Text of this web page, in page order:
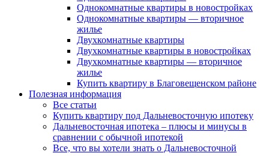
Однокомнатные квартиры в новостройках
Однокомнатные квартиры — вторичное
жилье
Двухкомнатные квартиры
Двухкомнатные квартиры в новостройках
Двухкомнатные квартиры — вторичное
жилье
Купить квартиру в Благовещенском районе
Полезная информация
Все статьи
Купить квартиру под Дальневосточную ипотеку
Дальневосточная ипотека – плюсы и минусы в
сравнении с обычной ипотекой
Все, что вы хотели знать о Дальневосточной